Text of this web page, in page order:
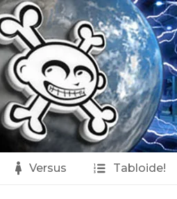
Versus Tabloide!